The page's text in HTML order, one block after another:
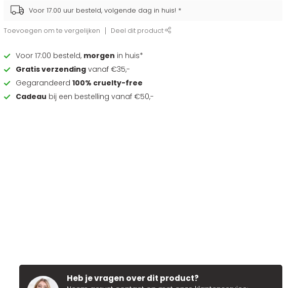
Voor 17.00 uur besteld, volgende dag in huis! *
Toevoegen om te vergelijken Deel dit product
Voor 17:00 besteld, morgen in huis*
Gratis verzending vanaf €35,-
Gegarandeerd100% cruelty-free
Cadeau bij een bestelling vanaf €50,-
Heb je vragen over dit product?